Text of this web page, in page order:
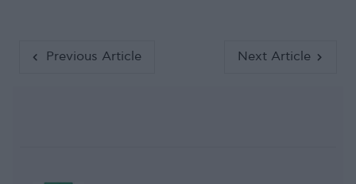
Previous Article Next Article